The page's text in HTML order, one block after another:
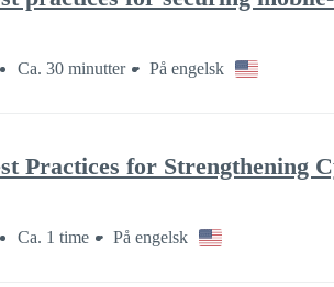
Ca. 30 minutter På engelsk
Practices for Strengthening
Ca. 1 time På engelsk